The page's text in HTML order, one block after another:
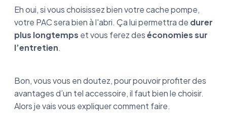
Eh oui, si vous choisissez bien votre cache pompe,
votre PAC sera bien à l'abri. Ça lui permettra de durer
plus longtemps et vous ferez deséconomies sur
l’entretien.
Bon, vous vous en doutez, pour pouvoir profiter des
avantages d’un tel accessoire, il faut bien le choisir.
Alors je vais vous expliquer comment faire.